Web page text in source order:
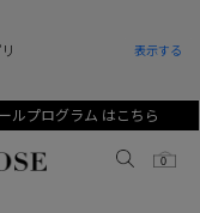
ルプログラム はこちら
Canada Goose
0
表示する